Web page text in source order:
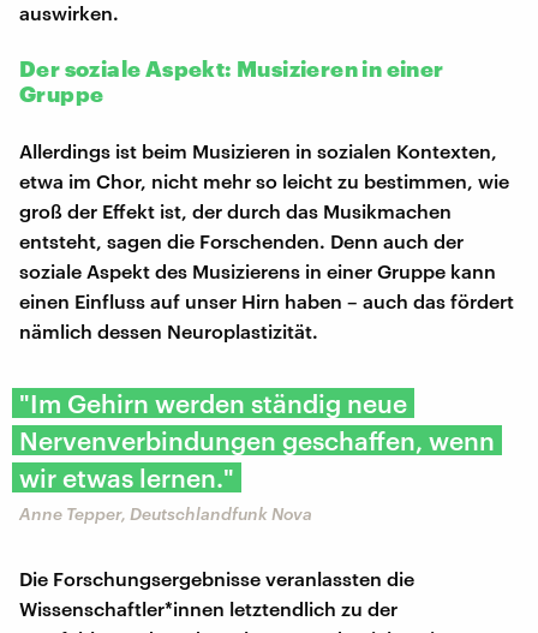
auswirken.
Der soziale Aspekt: Musizieren in einer
Gruppe
Allerdings ist beim Musizieren in sozialen Kontexten,
etwa im Chor, nicht mehr so leicht zu bestimmen, wie
groß der Effekt ist, der durch das Musikmachen
entsteht, sagen die Forschenden. Denn auch der
soziale Aspekt des Musizierens in einer Gruppe kann
einen Einfluss auf unser Hirn haben – auch das fördert
nämlich dessen Neuroplastizität.
"Im Gehirn werden ständig neue
Nervenverbindungen geschaffen, wenn
wir etwas lernen."
Anne Tepper, Deutschlandfunk Nova
Die Forschungsergebnisse veranlassten die
Wissenschaftler*innen letztendlich zu der